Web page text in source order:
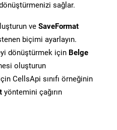
sağlar.
ve SaveFormat
biçimi ayarlayın.
dönüştürmek için Belge
oluşturun
CellsApi sınıfı örneğinin
yöntemini çağırın